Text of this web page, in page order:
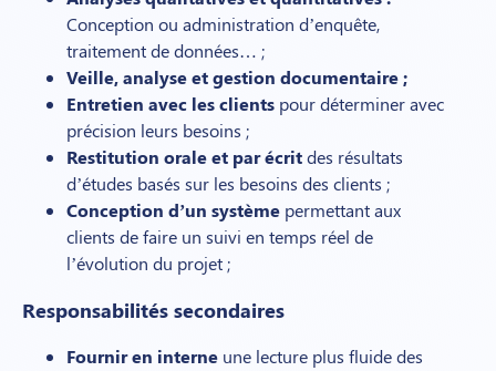
Conception ou administration d’enquête,
traitement de données… ;
Veille, analyse et gestion documentaire ;
Entretien avec les clients pour déterminer avec
précision leurs besoins ;
Restitution orale et par écritdes résultats
d’études basés sur les besoins des clients ;
Conception d’un système permettant aux
clients de faire un suivi en temps réel de
l’évolution du projet ;
Responsabilités secondaires
Fournir en interne une lecture plus fluide des